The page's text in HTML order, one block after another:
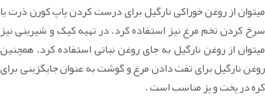
میتوان از روغن خوراکی نارگیل برای درست کردن پاپ کورن ذرت یا
سرخ کردن تخم مرغ نیز استفاده کرد. در تهیه کیک و شیرینی نیز
میتوان از روغن نارگیل به جای روغن نباتی استفاده کرد. همچنین
روغن نارگیل برای تفت دادن مرغ و گوشت به عنوان جایگزینی برای
کره در پخت و پز مناسب است .